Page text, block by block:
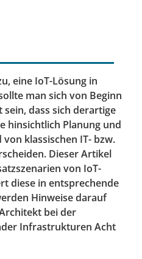
eine IoT-Lösung in
man sich von ­Beginn
sein, dass sich derartige
hinsichtlich Planung und
klassischen IT- bzw.
Dieser Artikel
von IoT-
diese in entsprechende
Hinweise darauf
bei der
Infrastrukturen Acht